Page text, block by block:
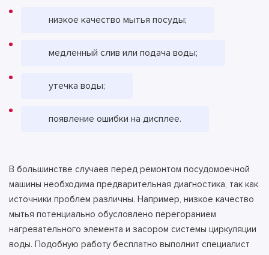
низкое качество мытья посуды;
медленный слив или подача воды;
утечка воды;
появление ошибки на дисплее.
В большинстве случаев перед ремонтом посудомоечной
машины необходима предварительная диагностика, так как
источники проблем различны. Например, низкое качество
мытья потенциально обусловлено перегоранием
нагревательного элемента и засором системы циркуляции
воды. Подобную работу бесплатно выполнит специалист